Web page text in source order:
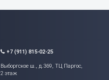
+7 (911) 815-02-25
Выборгское ш., д.369, ТЦ Паргос,
2 этаж